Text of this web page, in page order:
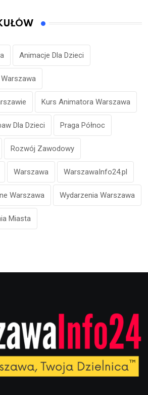
Animacje Dla Dzieci
Kurs Animatora Warszawa
Dla Dzieci Praga Północ
Rozwój Zawodowy
Warszawa WarszawaInfo24.pl
Warszawa Wydarzenia Warszawa
Miasta